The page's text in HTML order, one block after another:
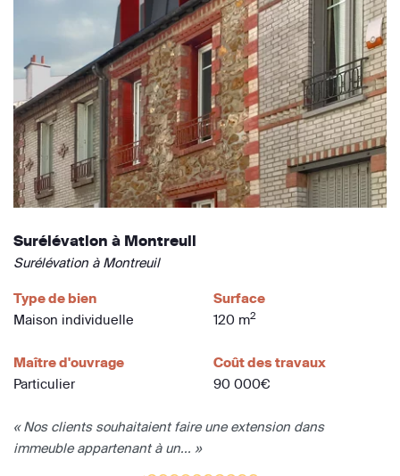
Surélévation à Montreuil
Surélévation à Montreuil
Type de bien
Maison individuelle
Surface
120 m2
Maître d'ouvrage
Particulier
Coût des travaux
90 000€
« Nos clients souhaitaient faire une extension dans
immeuble appartenant à un... »